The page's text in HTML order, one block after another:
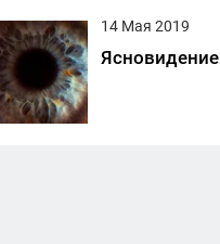
14 Мая 2019
Ясновидение